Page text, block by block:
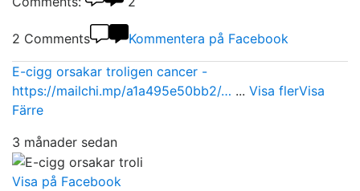
2 Comments Kommentera på Facebook
E-cigg orsakar troligen cancer -
https://mailchi.mp/a1a495e50bb2/… ... Visa flerVisa
Färre
3 månader sedan
Visa på Facebook